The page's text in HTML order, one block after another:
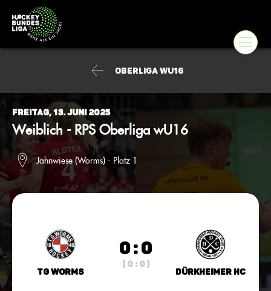
Oberliga wU16
Freitag, 13. Juni 2025
Weiblich - RPS Oberliga wU16
Jahnwiese (Worms) - Platz 1
TG Worms
0 : 0
( 0 : 0 )
Dürkheimer HC